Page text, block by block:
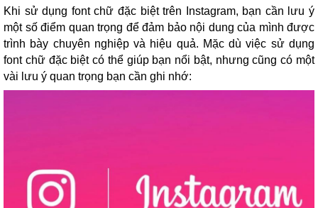
Khi sử dụng font chữ đặc biệt trên Instagram, bạn cần lưu ý
một số điểm quan trọng để đảm bảo nội dung của mình được
trình bày chuyên nghiệp và hiệu quả. Mặc dù việc sử dụng
font chữ đặc biệt có thể giúp bạn nổi bật, nhưng cũng có một
vài lưu ý quan trọng bạn cần ghi nhớ: